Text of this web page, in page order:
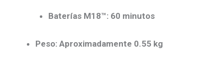
Baterías M18™: 60 minutos
Peso: Aproximadamente 0.55 kg